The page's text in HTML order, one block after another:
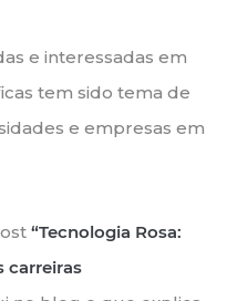
e interessadas em
tem sido tema de
e empresas em
“Tecnologia Rosa:
carreiras